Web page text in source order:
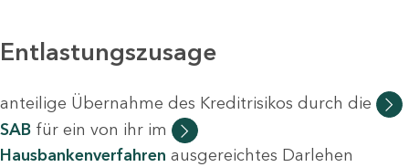
Entlastungszusage
anteilige Übernahme des Kreditrisikos durch die
SAB für ein von ihr im
Hausbankenverfahren ausgereichtes Darlehen